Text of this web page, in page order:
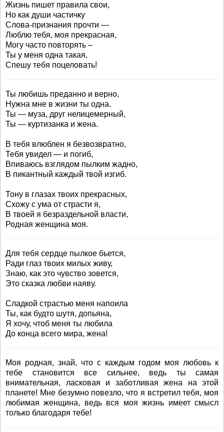
Жизнь пишет правила свои,
Но как души частичку
Слова-признания прочти —
Люблю тебя, моя прекрасная,
Могу часто повторять –
Ты у меня одна такая,
Спешу тебя поцеловать!
Ты любишь преданно и верно,
Нужна мне в жизни ты одна.
Ты — муза, друг нелицемерный,
Ты — куртизанка и жена.
В тебя влюблен я безвозвратно,
Тебя увидел — и погиб,
Впиваюсь взглядом пылким жадно,
В пикантный каждый твой изгиб.
Тону в глазах твоих прекрасных,
Схожу с ума от страсти я,
В твоей я безраздельной власти,
Родная женщина моя.
Для тебя сердце пылкое бьется,
Ради глаз твоих милых живу,
Знаю, как это чувство зовется,
Это сказка любви наяву.
Сладкой страстью меня напоила
Ты, как будто шутя, допьяна,
Я хочу, чтоб меня ты любила
До конца всего мира, жена!
Моя родная, знай, что с каждым годом моя любовь к
тебе становится все сильнее, ведь ты самая
внимательная, ласковая и заботливая жена на этой
планете! Мне безумно повезло, что я встретил тебя, моя
любимая женщина, ведь вся моя жизнь имеет смысл
только благодаря тебе!